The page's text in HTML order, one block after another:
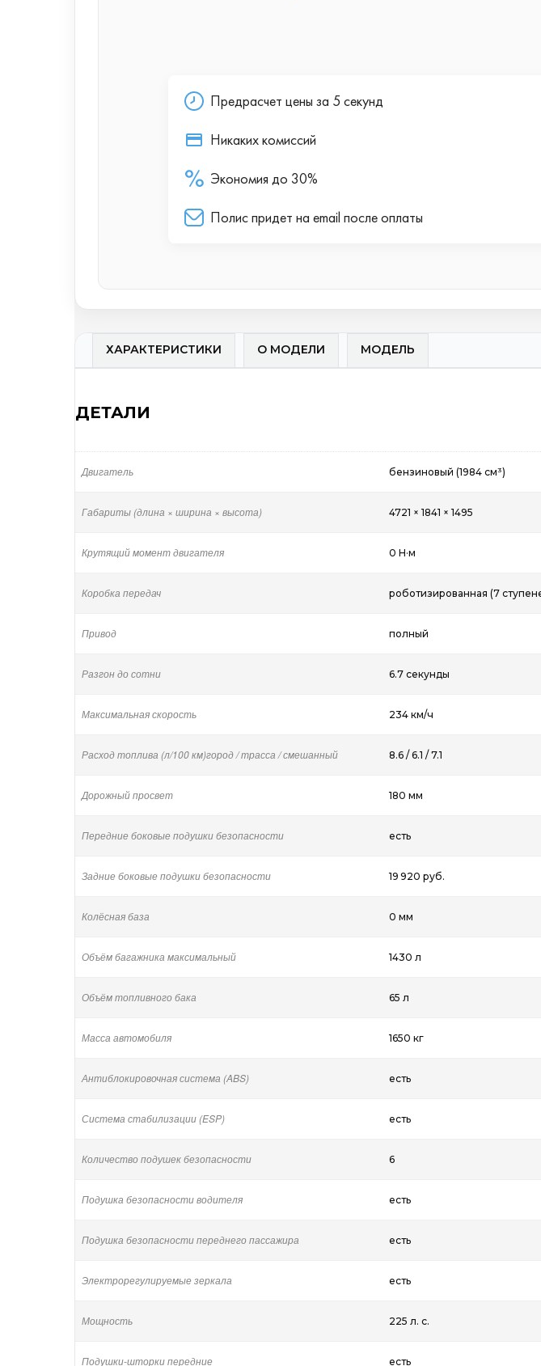
ХАРАКТЕРИСТИКИ О МОДЕЛИ МОДЕЛЬ
ДЕТАЛИ
Двигатель бензиновый (1984 см³)
Габариты (длина × ширина × высота) 4721 × 1841 × 1495
Крутящий момент двигателя 0 Н·м
Коробка передач роботизированная (7
Привод полный
Разгон до сотни 6.7 секунды
Максимальная скорость 234 км/ч
Расход топлива (л/100 км)город / трасса / смешанный 8.6 / 6.1 / 7.1
Дорожный просвет 180 мм
Передние боковые подушки безопасности есть
Задние боковые подушки безопасности 19 920 руб.
Колёсная база 0 мм
Объём багажника максимальный 1430 л
Объём топливного бака 65 л
Масса автомобиля 1650 кг
Антиблокировочная система (ABS) есть
Система стабилизации (ESP) есть
Количество подушек безопасности 6
Подушка безопасности водителя есть
Подушка безопасности переднего пассажира есть
Электрорегулируемые зеркала есть
Мощность 225 л. с.
Подушки-шторки передние есть